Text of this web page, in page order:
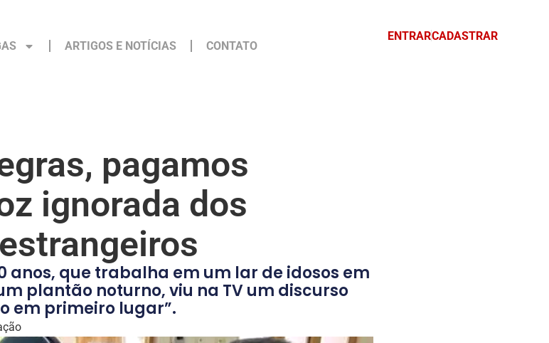
ENTRARCADASTRAR
ARTIGOS E NOTÍCIAS CONTATO
pagamos
ignorada dos
anos, que trabalha em um lar de idosos em
plantão noturno, viu na TV um discurso
em primeiro lugar”.